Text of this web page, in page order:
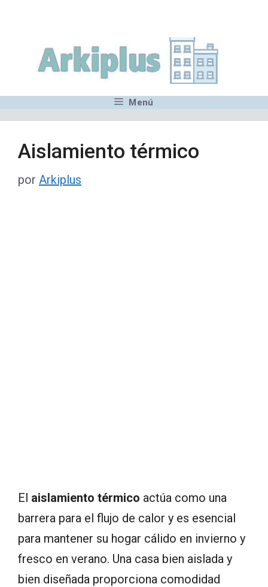
contenido
Menú
Aislamiento térmico
por Arkiplus
El aislamiento térmico actúa como una
barrera para el flujo de calor y es esencial
para mantener su hogar cálido en invierno y
fresco en verano. Una casa bien aislada y
bien diseñada proporciona comodidad